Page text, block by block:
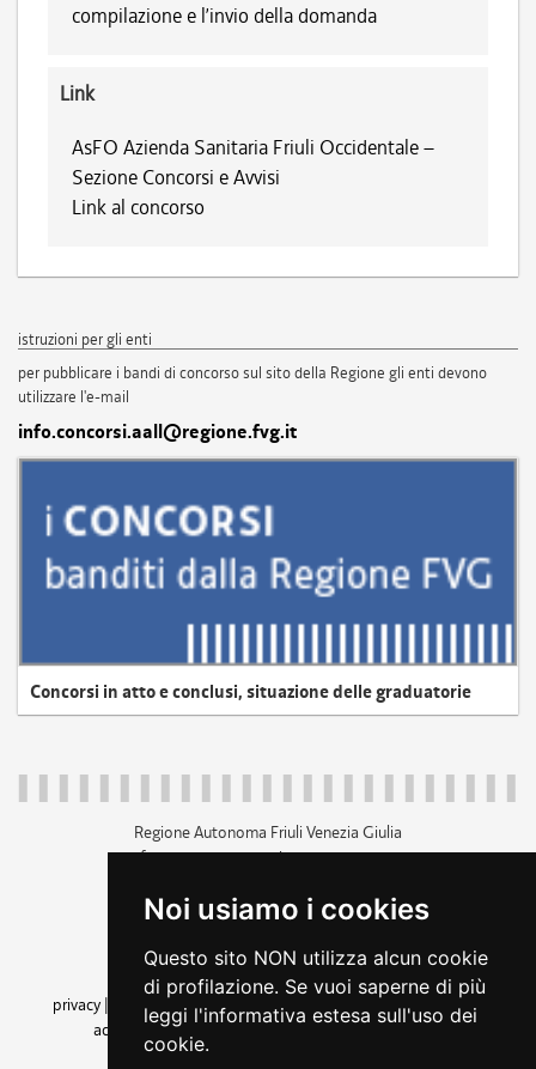
Noi usiamo i cookies
Questo sito NON utilizza alcun cookie
di profilazione. Se vuoi saperne di più
leggi l'informativa estesa sull'uso dei
cookie.
compilazione e l’invio della domanda
Link
AsFO Azienda Sanitaria Friuli Occidentale –
Sezione Concorsi e Avvisi
Link al concorso
istruzioni per gli enti
per pubblicare i bandi di concorso sul sito della Regione gli enti devono
utilizzare l'e-mail
info.concorsi.aall@regione.fvg.it
Concorsi in atto e conclusi, situazione delle graduatorie
Regione Autonoma Friuli Venezia Giulia
c.f. 80014930327; p.iva 00526040324
+39 040 3771111
amministrazione trasparente
privacy
cookie |note legali accessibilità
dichiarazione di
accessibilità| feedback
cambio preferenze cookie